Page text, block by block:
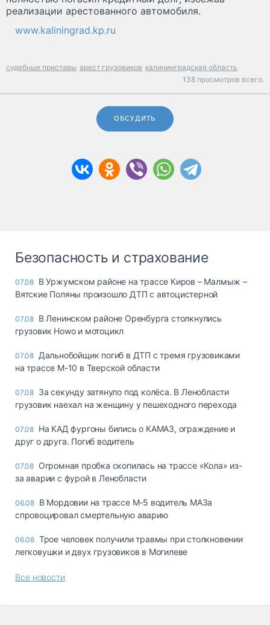
реализации арестованного автомобиля.
www.kaliningrad.kp.ru
судебные приставы арест грузовиков калининградская область
138 просмотров всего.
ОБСУДИТЬ
Безопасность и страхование
07.08 В Уржумском районе на трассе Киров – Малмыж –
Вятские Поляны произошло ДТП с автоцистерной
07.08 В Ленинском районе Оренбурга столкнулись
грузовик Howo и мотоцикл
07.08 Дальнобойщик погиб в ДТП с тремя грузовиками
на трассе М-10 в Тверской области
07.08 За секунду затянуло под колёса. В Ленобласти
грузовик наехал на женщину у пешеходного перехода
07.08 На КАД фургоны бились о КАМАЗ, ограждение и
друг о друга. Погиб водитель
07.08 Огромная пробка скопилась на трассе «Кола» из-
за аварии с фурой в Ленобласти
06.08 В Мордовии на трассе М-5 водитель МАЗа
спровоцировал смертельную аварию
06.08 Трое человек получили травмы при столкновении
легковушки и двух грузовиков в Могилеве
Все новости